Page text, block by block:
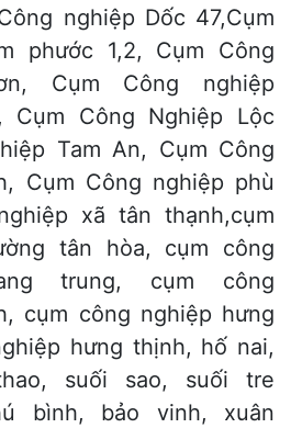
nghiệp Dốc 47,Cụm
phước 1,2, Cụm Công
Cụm Công nghiệp
Cụm Công Nghiệp Lộc
Tam An, Cụm Công
Cụm Công nghiệp phù
xã tân thạnh,cụm
tân hòa, cụm công
trung, cụm công
cụm công nghiệp hưng
hưng thịnh, hố nai,
suối sao, suối tre
bình, bảo vinh, xuân